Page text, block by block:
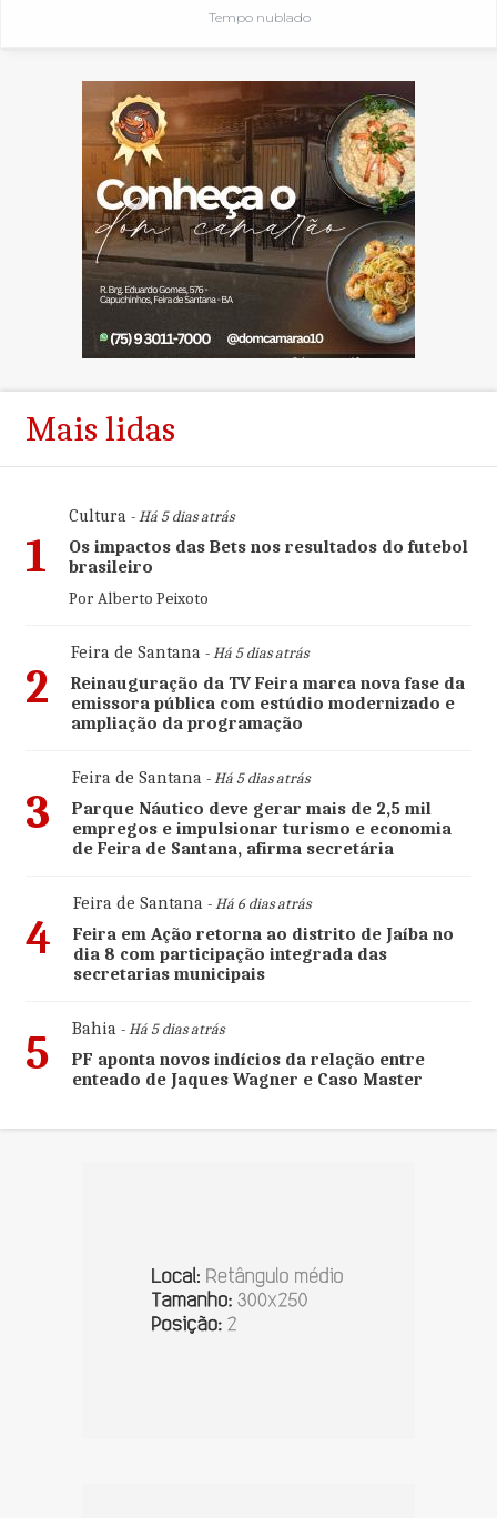
Tempo nublado
Mais lidas
1
Cultura- Há 5 dias atrás
Os impactos das Bets nos resultados do futebol
brasileiro
Por Alberto Peixoto
2
Feira de Santana- Há 5 dias atrás
Reinauguração da TV Feira marca nova fase da
emissora pública com estúdio modernizado e
ampliação da programação
3
Feira de Santana- Há 5 dias atrás
Parque Náutico deve gerar mais de 2,5 mil
empregos e impulsionar turismo e economia
de Feira de Santana, afirma secretária
4
Feira de Santana- Há 6 dias atrás
Feira em Ação retorna ao distrito de Jaíba no
dia 8 com participação integrada das
secretarias municipais
5 Bahia- Há 5 dias atrás
PF aponta novos indícios da relação entre
enteado de Jaques Wagner e Caso Master